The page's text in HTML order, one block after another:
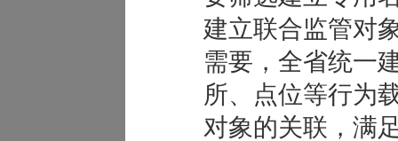
建立联合监管对
需要，全省统一
所、点位等行为
对象的关联，满